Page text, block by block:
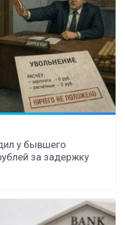
у бывшего
за задержку